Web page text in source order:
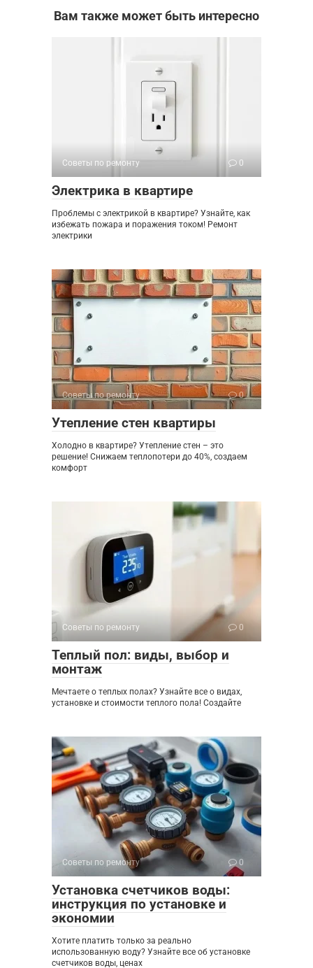
Вам также может быть интересно
Советы по ремонту 0
Электрика в квартире
Проблемы с электрикой в квартире? Узнайте, как
избежать пожара и поражения током! Ремонт
электрики
Советы по ремонту 0
Утепление стен квартиры
Холодно в квартире? Утепление стен – это
решение! Снижаем теплопотери до 40%, создаем
комфорт
Советы по ремонту 0
Теплый пол: виды, выбор и
монтаж
Мечтаете о теплых полах? Узнайте все о видах,
установке и стоимости теплого пола! Создайте
Советы по ремонту 0
Установка счетчиков воды:
инструкция по установке и
экономии
Хотите платить только за реально
использованную воду? Узнайте все об установке
счетчиков воды, ценах